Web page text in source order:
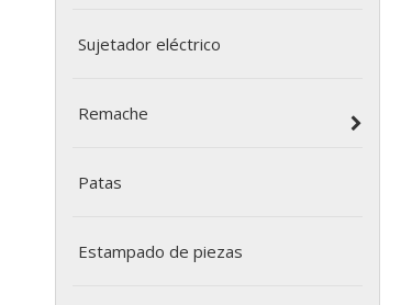
Sujetador eléctrico
Remache
Patas
Estampado de piezas